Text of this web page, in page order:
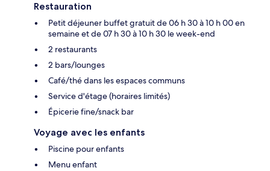
Restauration
Petit déjeuner buffet gratuit de 06 h 30 à 10 h 00 en
semaine et de 07 h 30 à 10 h 30 le week-end
2 restaurants
2 bars/lounges
Café/thé dans les espaces communs
Service d'étage (horaires limités)
Épicerie fine/snack bar
Voyage avec les enfants
Piscine pour enfants
Menu enfant